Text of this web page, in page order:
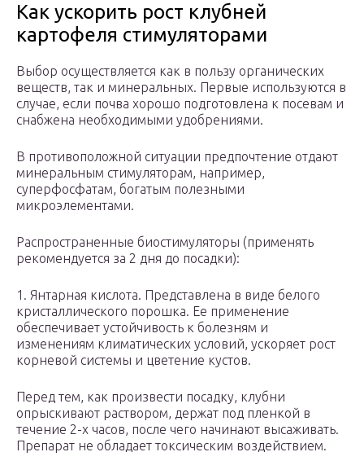
Как ускорить рост клубней
картофеля стимуляторами
Выбор осуществляется как в пользу органических
веществ, так и минеральных. Первые используются в
случае, если почва хорошо подготовлена к посевам и
снабжена необходимыми удобрениями.
В противоположной ситуации предпочтение отдают
минеральным стимуляторам, например,
суперфосфатам, богатым полезными
микроэлементами.
Распространенные биостимуляторы (применять
рекомендуется за 2 дня до посадки):
1. Янтарная кислота. Представлена в виде белого
кристаллического порошка. Ее применение
обеспечивает устойчивость к болезням и
изменениям климатических условий, ускоряет рост
корневой системы и цветение кустов.
Перед тем, как произвести посадку, клубни
опрыскивают раствором, держат под пленкой в
течение 2-х часов, после чего начинают высаживать.
Препарат не обладает токсическим воздействием.